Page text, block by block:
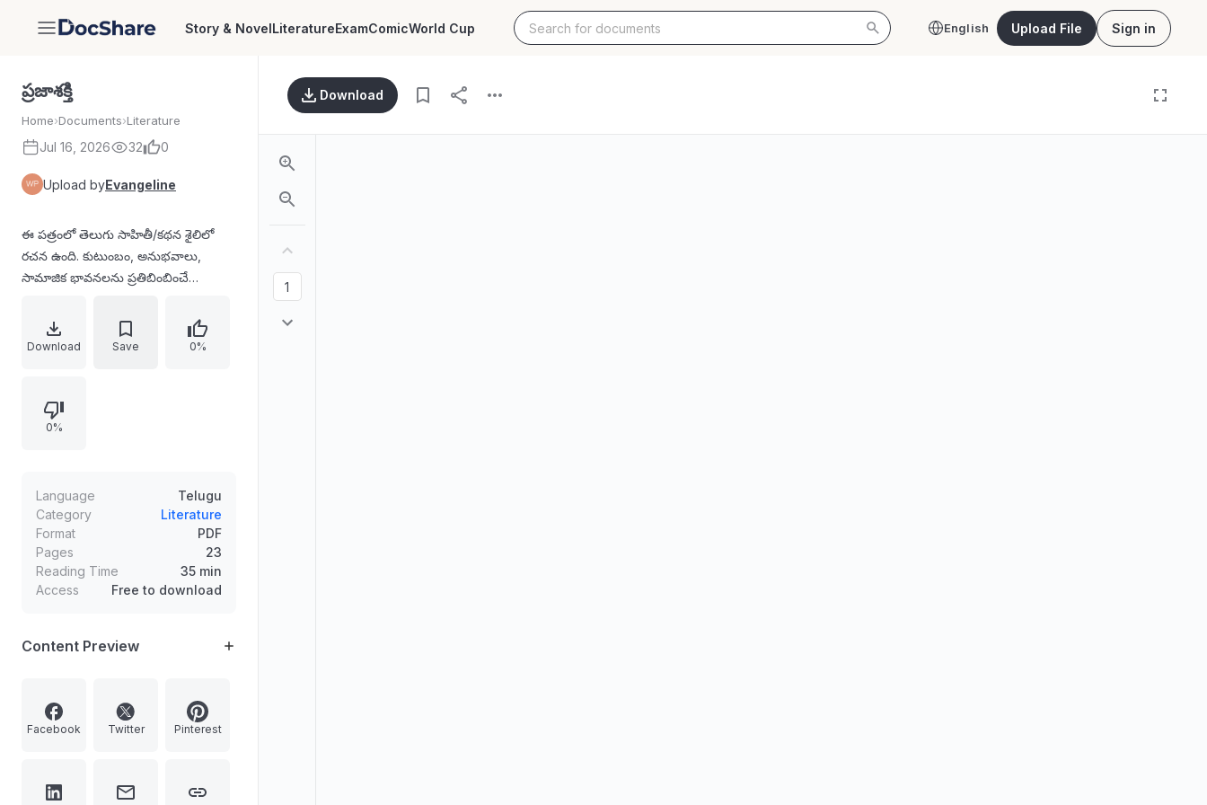
DocShare Story & NovelLiteratureExamComicWorld Cup English Upload File Sign in
ప్రజాశక్తి
Home›Documents›Literature
Jul 16, 2026 32 0
Upload byEvangeline
ఈ పత్రంలో తెలుగు సాహితీ/కథన శైలిలో
రచన ఉంది. కుటుంబం, అనుభవాలు,
సామాజిక భావనలను ప్రతిబింబించే
వ్యక్తీకరణలు కనిపిస్తున్నాయి. మధ్యలో
వారపు/ప్రచురణ సంబంధిత భాగం మరియు
ఉంటాయి.
Download Save 0%
0%
Language
Telugu
Category
Literature
Format
PDF
Pages
23
Reading Time
35 min
Access
Free to download
Content Preview
Facebook Twitter Pinterest
Download